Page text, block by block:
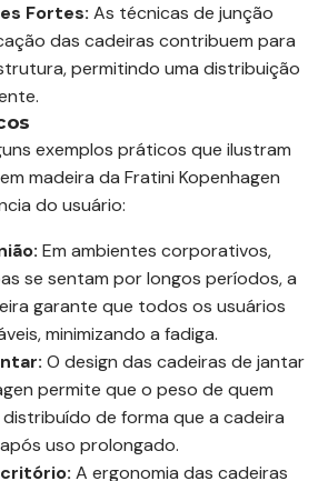
Fortes: As técnicas de junção
das cadeiras contribuem para
permitindo uma distribuição
exemplos práticos que ilustram
madeira da Fratini Kopenhagen
do usuário:
Em ambientes corporativos,
se sentam por longos períodos, a
garante que todos os usuários
minimizando a fadiga.
O design das cadeiras de jantar
permite que o peso de quem
de forma que a cadeira
uso prolongado.
A ergonomia das cadeiras